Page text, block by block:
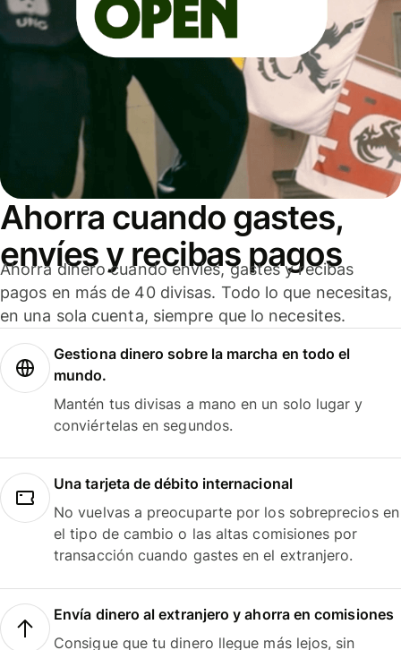
Ahorra cuando gastes,
envíes y recibas pagos
Ahorra dinero cuando envíes, gastes y recibas
pagos en más de 40 divisas. Todo lo que necesitas,
en una sola cuenta, siempre que lo necesites.
Gestiona dinero sobre la marcha en todo el
mundo.
Mantén tus divisas a mano en un solo lugar y
conviértelas en segundos.
Una tarjeta de débito internacional
No vuelvas a preocuparte por los sobreprecios en
el tipo de cambio o las altas comisiones por
transacción cuando gastes en el extranjero.
Envía dinero al extranjero y ahorra en comisiones
Consigue que tu dinero llegue más lejos, sin